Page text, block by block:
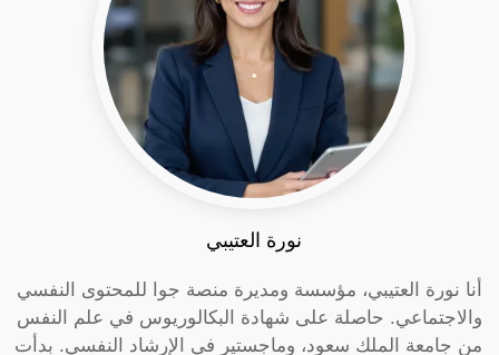
نورة العتيبي
أنا نورة العتيبي، مؤسسة ومديرة منصة جوا للمحتوى النفسي
والاجتماعي. حاصلة على شهادة البكالوريوس في علم النفس
من جامعة الملك سعود، وماجستير في الإرشاد النفسي. بدأت